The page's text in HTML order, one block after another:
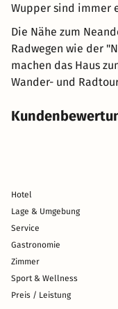
Wupper sind immer
Die Nähe zum
Radwegen wie der
machen das Haus
Wander- und
Hotel
Lage & Umgebung
Service
Gastronomie
Zimmer
Sport & Wellness
Preis / Leistung